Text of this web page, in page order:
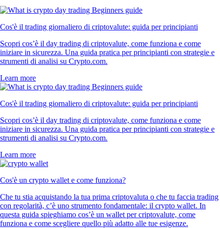
Cos'è il trading giornaliero di criptovalute: guida per principianti
Scopri cos’è il day trading di criptovalute, come funziona e come
iniziare in sicurezza. Una guida pratica per principianti con strategie e
strumenti di analisi su Crypto.com.
Learn more
Cos'è il trading giornaliero di criptovalute: guida per principianti
Scopri cos’è il day trading di criptovalute, come funziona e come
iniziare in sicurezza. Una guida pratica per principianti con strategie e
strumenti di analisi su Crypto.com.
Learn more
Cos'è un crypto wallet e come funziona?
Che tu stia acquistando la tua prima criptovaluta o che tu faccia trading
con regolarità, c’è uno strumento fondamentale: il crypto wallet. In
questa guida spieghiamo cos’è un wallet per criptovalute, come
funziona e come scegliere quello più adatto alle tue esigenze.